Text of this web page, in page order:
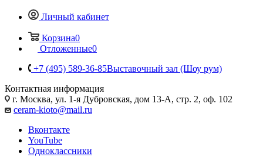
Личный кабинет
Корзина0
Отложенные0
+7 (495) 589-36-85Выставочный зал (Шоу рум)
Контактная информация
г. Москва, ул. 1-я Дубровская, дом 13-А, стр. 2, оф. 102
ceram-kioto@mail.ru
Вконтакте
YouTube
Одноклассники